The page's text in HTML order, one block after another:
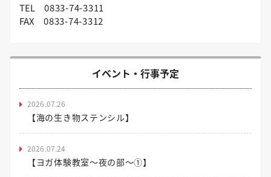
TEL 0833-74-3311
FAX 0833-74-3312
イベント・行事予定
2026.07.26
【海の生き物ステンシル】
2026.07.24
【ヨガ体験教室～夜の部～①】